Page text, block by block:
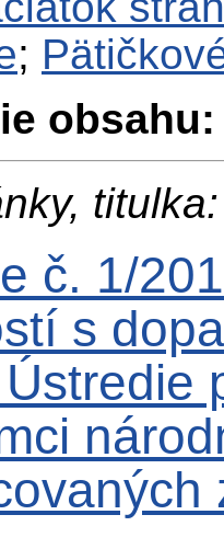
;
obsahu:
titulka:
č. 1/
s